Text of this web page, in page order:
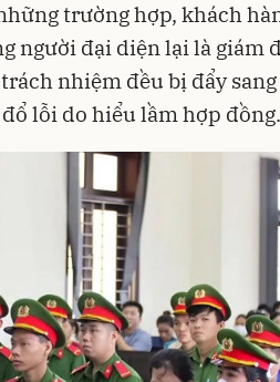
trường hợp, khách
người đại diện lại là giám
nhiệm đều bị đẩy
đổ lỗi do hiểu lầm hợp đồng.